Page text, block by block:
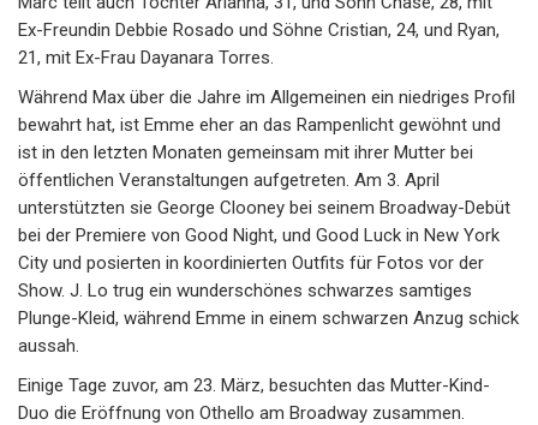
Ex-Freundin Debbie Rosado und Söhne Cristian, 24, und Ryan,
21, mit Ex-Frau Dayanara Torres.
Während Max über die Jahre im Allgemeinen ein niedriges Profil
bewahrt hat, ist Emme eher an das Rampenlicht gewöhnt und
ist in den letzten Monaten gemeinsam mit ihrer Mutter bei
öffentlichen Veranstaltungen aufgetreten. Am 3. April
unterstützten sie George Clooney bei seinem Broadway-Debüt
bei der Premiere von Good Night, und Good Luck in New York
City und posierten in koordinierten Outfits für Fotos vor der
Show. J. Lo trug ein wunderschönes schwarzes samtiges
Plunge-Kleid, während Emme in einem schwarzen Anzug schick
aussah.
Einige Tage zuvor, am 23. März, besuchten das Mutter-Kind-
Duo die Eröffnung von Othello am Broadway zusammen.